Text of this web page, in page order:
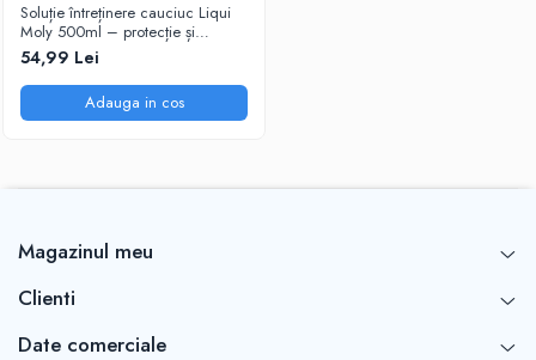
Soluție întreținere cauciuc Liqui
Moly 500ml – protecție și
elasticitate
54,99 Lei
Adauga in cos
Magazinul meu
Clienti
Date comerciale